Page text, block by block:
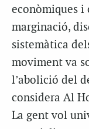
econòmiques
marginació,
sistemàtica
moviment va
l’abolició del
considera Al
La gent vol